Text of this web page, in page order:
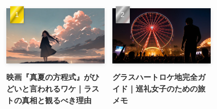
映画『真夏の方程式』がひ
どいと言われるワケ｜ラス
トの真相と観るべき理由
グラスハートロケ地完全ガ
イド｜巡礼女子のための旅
メモ